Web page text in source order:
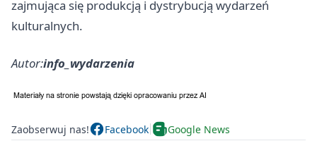
zajmująca się produkcją i dystrybucją wydarzeń
kulturalnych.
Autor:info_wydarzenia
Zaobserwuj nas! Facebook Google News